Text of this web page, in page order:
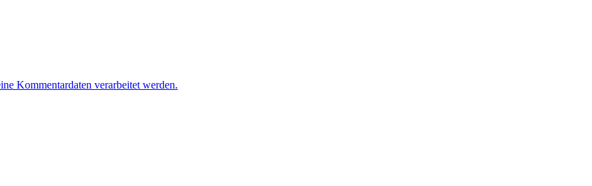
Kommentardaten verarbeitet werden.